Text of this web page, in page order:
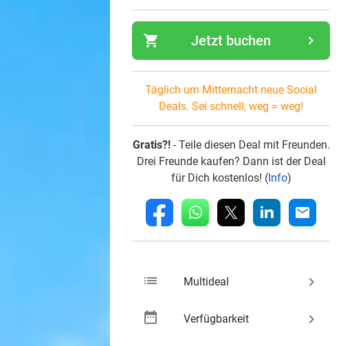
shopping_cart navigate_next
Jetzt buchen
Täglich um Mitternacht neue Social
Deals. Sei schnell, weg = weg!
Gratis?!- Teile diesen Deal mit Freunden.
Drei Freunde kaufen? Dann ist der Deal
für Dich kostenlos! (Info)
fb whatsapp linkedin mail
list Multideal keyboard_arrow_right
date_range Verfügbarkeit keyboard_arrow_right